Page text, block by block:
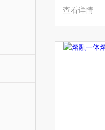
查看详情